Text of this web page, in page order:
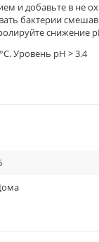
и добавьте в не
бактерии
снижение
Уровень рН > 3.4